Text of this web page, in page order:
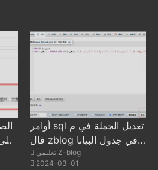
أوامر sql تعديل الجملة في م
قال zblog في جدول البيانا
ت zbp_post قيمة المفتاح ال
تعليمي Z-blog
2024-03-01